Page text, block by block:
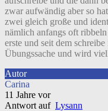
zwar aufwändig aber so
zwei gleich große und
nämlich anfangs oft
erste und seit dem
Übungssache und wird
Autor
Carina
11 Jahre vor
Antwort auf Lysann